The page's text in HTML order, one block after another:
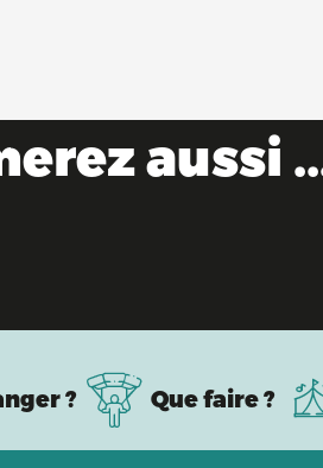
aussi
? Que faire ?